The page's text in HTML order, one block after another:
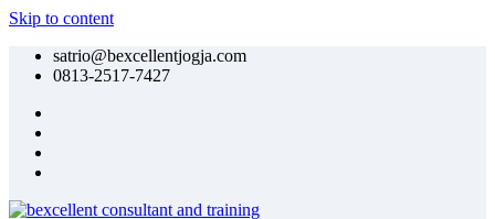
Skip to content
satrio@bexcellentjogja.com
0813-2517-7427